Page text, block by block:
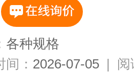
各种规格
： 2026-07-05 | 阅